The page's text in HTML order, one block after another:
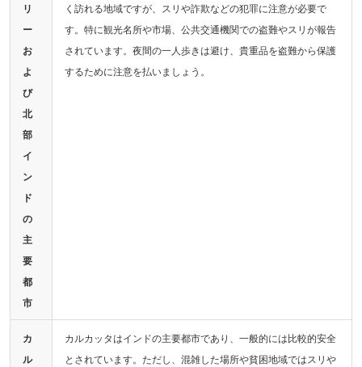
リ
ー
お
よ
び
北
部
イ
ン
ド
の
主
要
都
市
く訪れる地域ですが、スリや詐欺などの犯罪に注意が必要で
す。特に観光名所や市場、公共交通機関での盗難やスリが報告
されています。夜間の一人歩きは避け、貴重品を盗難から保護
するために注意を払いましょう。
カ
ル
カルカッタはインドの主要都市であり、一般的には比較的安全
とされています。ただし、混雑した場所や貧困地域ではスリや